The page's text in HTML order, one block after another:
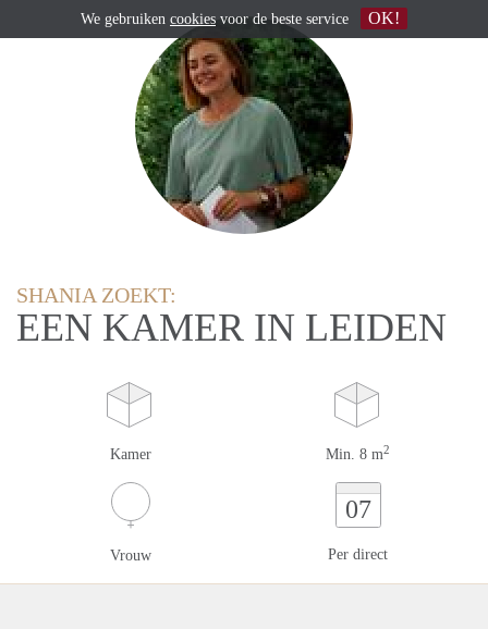
SHANIA ZOEKT:
EEN KAMER IN LEIDEN
Kamer Min. 8 m2
Vrouw
07
Per direct
We gebruiken cookiesvoor de beste service OK!